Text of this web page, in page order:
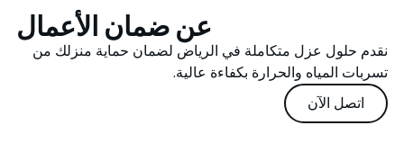
عن ضمان الأعمال
نقدم حلول عزل متكاملة في الرياض لضمان حماية منزلك من
تسربات المياه والحرارة بكفاءة عالية.
اتصل الآن